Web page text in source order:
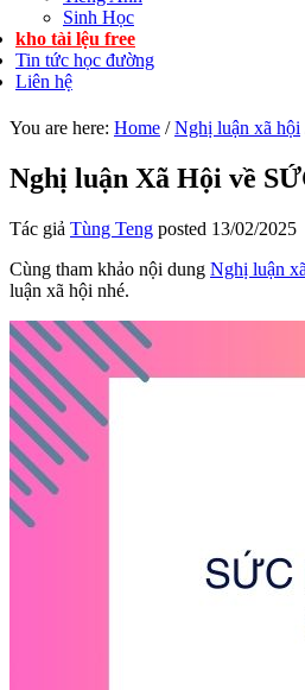
Sinh Học
kho tài lệu free
Tin tức học đường
Liên hệ
You are here: Home / Nghị luận xã hội
Nghị luận Xã Hội về
Tác giả Tùng Teng posted 13/02/2025
Cùng tham khảo nội dung Nghị luận
luận xã hội nhé.